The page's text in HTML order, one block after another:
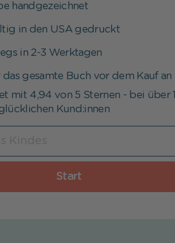
handgezeichnet
in den USA gedruckt
in 2-3 Werktagen
das gesamte Buch vor dem Kauf an
mit 4,94 von 5 Sternen - bei über 1
Kund:innen
Start